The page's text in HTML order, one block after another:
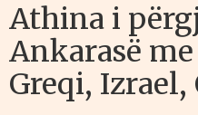
Athina i
Ankarasë me
Greqi, Izrael,